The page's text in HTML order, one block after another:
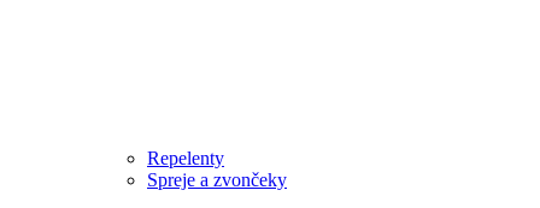
Repelenty
Spreje a zvončeky